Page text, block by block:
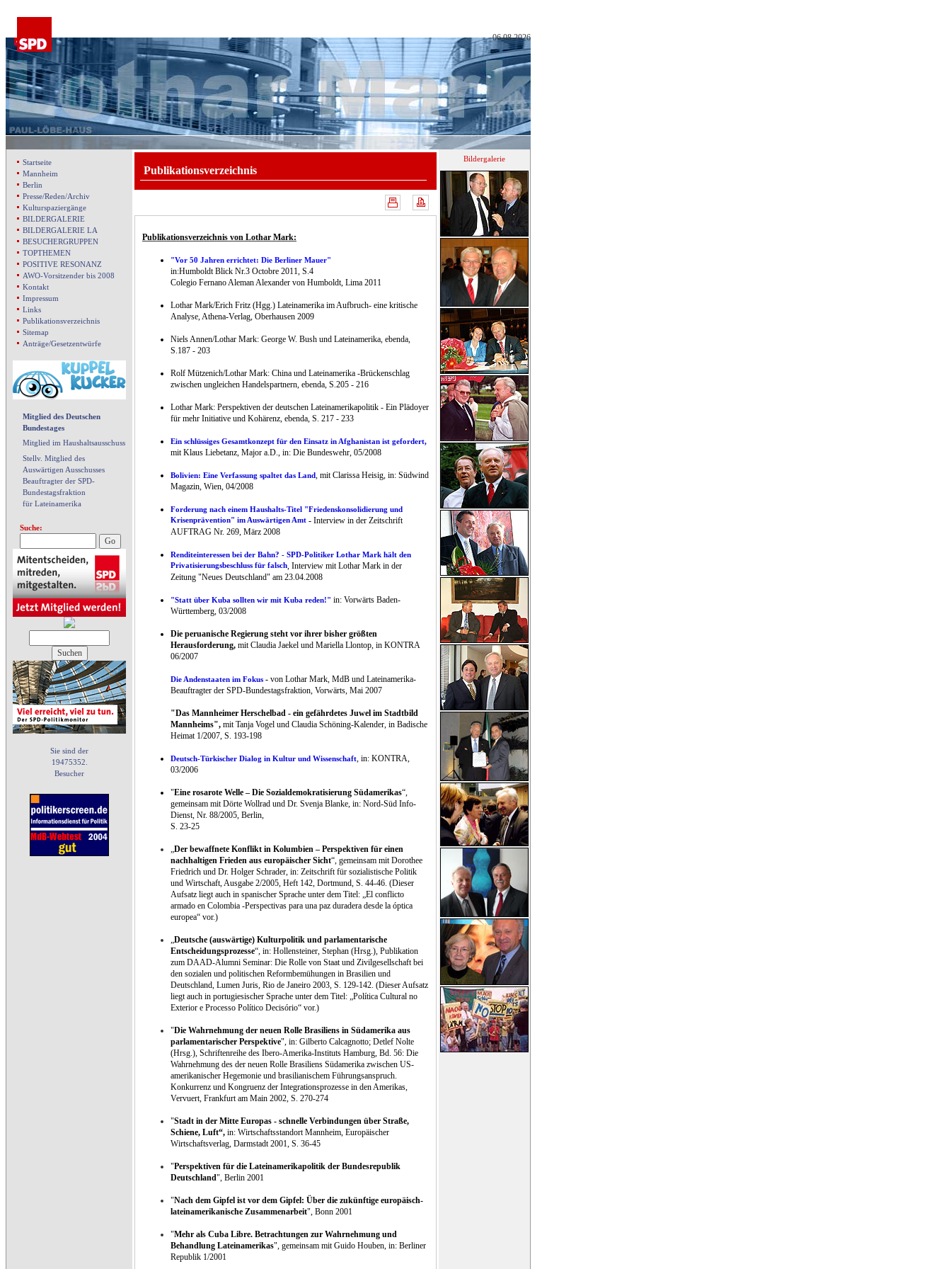
06.08.2026
Startseite
Mannheim
Berlin
Presse/Reden/Archiv
Kulturspaziergänge
BILDERGALERIE
BILDERGALERIE LA
BESUCHERGRUPPEN
TOPTHEMEN
POSITIVE RESONANZ
AWO-Vorsitzender bis 2008
Kontakt
Impressum
Links
Publikationsverzeichnis
Sitemap
Anträge/Gesetzentwürfe
Mitglied des Deutschen
Bundestages
Mitglied im Haushaltsausschuss
Stellv. Mitglied des
Auswärtigen Ausschusses
Beauftragter der SPD-
Bundestagsfraktion
für Lateinamerika
Suche:
Sie sind der
19475352.
Besucher
Publikationsverzeichnis
Publikationsverzeichnis von Lothar Mark:
"Vor 50 Jahren errichtet: Die Berliner Mauer"
in:Humboldt Blick Nr.3 Octobre 2011, S.4
Colegio Fernano Aleman Alexander von Humboldt, Lima 2011
Lothar Mark/Erich Fritz (Hgg.) Lateinamerika im Aufbruch- eine kritische
Analyse, Athena-Verlag, Oberhausen 2009
Niels Annen/Lothar Mark: George W. Bush und Lateinamerika, ebenda,
S.187 - 203
Rolf Mützenich/Lothar Mark: China und Lateinamerika -Brückenschlag
zwischen ungleichen Handelspartnern, ebenda, S.205 - 216
Lothar Mark: Perspektiven der deutschen Lateinamerikapolitik - Ein Plädoyer
für mehr Initiative und Kohärenz, ebenda, S. 217 - 233
Ein schlüssiges Gesamtkonzept für den Einsatz in Afghanistan ist gefordert,
mit Klaus Liebetanz, Major a.D., in: Die Bundeswehr, 05/2008
Bolivien: Eine Verfassung spaltet das Land, mit Clarissa Heisig, in: Südwind
Magazin, Wien, 04/2008
Forderung nach einem Haushalts-Titel "Friedenskonsolidierung und
Krisenprävention" im Auswärtigen Amt - Interview in der Zeitschrift
AUFTRAG Nr. 269, März 2008
Renditeinteressen bei der Bahn? - SPD-Politiker Lothar Mark hält den
Privatisierungsbeschluss für falsch, Interview mit Lothar Mark in der
Zeitung "Neues Deutschland" am 23.04.2008
"Statt über Kuba sollten wir mit Kuba reden!" in: Vorwärts Baden-
Württemberg, 03/2008
Die peruanische Regierung steht vor ihrer bisher größten
Herausforderung, mit Claudia Jaekel und Mariella Llontop, in KONTRA
06/2007
Die Andenstaaten im Fokus - von Lothar Mark, MdB und Lateinamerika-
Beauftragter der SPD-Bundestagsfraktion, Vorwärts, Mai 2007
"Das Mannheimer Herschelbad - ein gefährdetes Juwel im Stadtbild
Mannheims", mit Tanja Vogel und Claudia Schöning-Kalender, in Badische
Heimat 1/2007, S. 193-198
Deutsch-Türkischer Dialog in Kultur und Wissenschaft, in: KONTRA,
03/2006
"Eine rosarote Welle – Die Sozialdemokratisierung Südamerikas“,
gemeinsam mit Dörte Wollrad und Dr. Svenja Blanke, in: Nord-Süd Info-
Dienst, Nr. 88/2005, Berlin,
S. 23-25
„Der bewaffnete Konflikt in Kolumbien – Perspektiven für einen
nachhaltigen Frieden aus europäischer Sicht“, gemeinsam mit Dorothee
Friedrich und Dr. Holger Schrader, in: Zeitschrift für sozialistische Politik
und Wirtschaft, Ausgabe 2/2005, Heft 142, Dortmund, S. 44-46. (Dieser
Aufsatz liegt auch in spanischer Sprache unter dem Titel: „El conflicto
armado en Colombia -Perspectivas para una paz duradera desde la óptica
europea“ vor.)
„Deutsche (auswärtige) Kulturpolitik und parlamentarische
Entscheidungsprozesse“, in: Hollensteiner, Stephan (Hrsg.), Publikation
zum DAAD-Alumni Seminar: Die Rolle von Staat und Zivilgesellschaft bei
den sozialen und politischen Reformbemühungen in Brasilien und
Deutschland, Lumen Juris, Rio de Janeiro 2003, S. 129-142. (Dieser Aufsatz
liegt auch in portugiesischer Sprache unter dem Titel: „Política Cultural no
Exterior e Processo Político Decisório“ vor.)
"Die Wahrnehmung der neuen Rolle Brasiliens in Südamerika aus
parlamentarischer Perspektive", in: Gilberto Calcagnotto; Detlef Nolte
(Hrsg.), Schriftenreihe des Ibero-Amerika-Instituts Hamburg, Bd. 56: Die
Wahrnehmung des der neuen Rolle Brasiliens Südamerika zwischen US-
amerikanischer Hegemonie und brasilianischem Führungsanspruch.
Konkurrenz und Kongruenz der Integrationsprozesse in den Amerikas,
Vervuert, Frankfurt am Main 2002, S. 270-274
"Stadt in der Mitte Europas - schnelle Verbindungen über Straße,
Schiene, Luft“, in: Wirtschaftsstandort Mannheim, Europäischer
Wirtschaftsverlag, Darmstadt 2001, S. 36-45
"Perspektiven für die Lateinamerikapolitik der Bundesrepublik
Deutschland", Berlin 2001
"Nach dem Gipfel ist vor dem Gipfel: Über die zukünftige europäisch-
lateinamerikanische Zusammenarbeit", Bonn 2001
"Mehr als Cuba Libre. Betrachtungen zur Wahrnehmung und
Behandlung Lateinamerikas", gemeinsam mit Guido Houben, in: Berliner
Republik 1/2001
Bildergalerie